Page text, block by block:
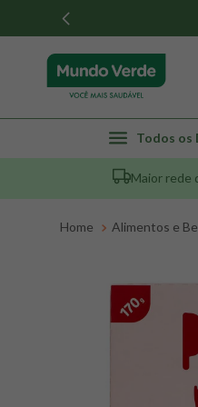
Todos os
Maior rede
Alimentos e
1º
2º
6